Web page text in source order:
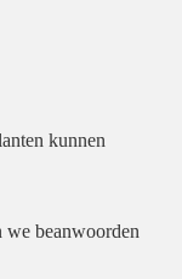
kunnen
we beanwoorden